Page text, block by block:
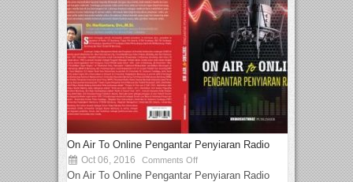
On Air To Online Pengantar Penyiaran Radio
Oct 06, 2016 Comments Off
On Air To Online Pengantar Penyiaran Radio